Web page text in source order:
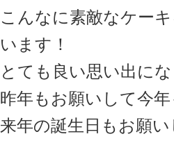
こんなに素敵なケー
います！
とても良い思い出に
昨年もお願いして今
来年の誕生日もお願